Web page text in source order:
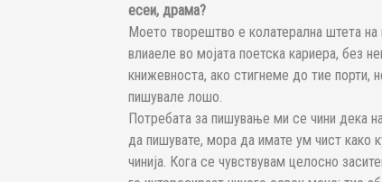
есеи, драма?
Моето творештво е колатерална штета
влиаеле во мојата поетска кариера, без
книжевноста, ако стигнеме до тие
пишувале лошо.
Потребата за пишување ми се чини дека
да пишувате, мора да имате ум чист како
чинија. Кога се чувствувам целосно